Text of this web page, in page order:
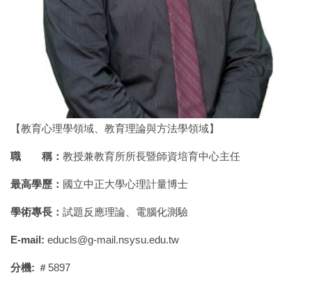
【教育心理學領域、教育理論與方法學領域】
職 稱： 教授兼教育所所長暨師資培育中心主任
最高學歷： 國立中正大學心理計量博士
學術專長： 試題反應理論、電腦化測驗
E-mail: educls@g-mail.nsysu.edu.tw
分機: ＃5897